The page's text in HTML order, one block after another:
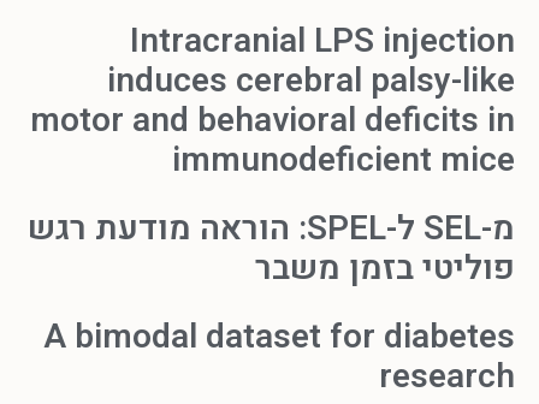
Intracranial LPS injection
induces cerebral palsy-like
motor and behavioral deficits in
immunodeficient mice
מ-SEL ל-SPEL: הוראה מודעת רגש
פוליטי בזמן משבר
A bimodal dataset for diabetes
research